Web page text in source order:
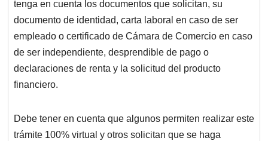
tenga en cuenta los documentos que solicitan, su
documento de identidad, carta laboral en caso de ser
empleado o certificado de Cámara de Comercio en caso
de ser independiente, desprendible de pago o
declaraciones de renta y la solicitud del producto
financiero.
Debe tener en cuenta que algunos permiten realizar este
trámite 100% virtual y otros solicitan que se haga